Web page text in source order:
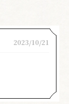
2023/10/21